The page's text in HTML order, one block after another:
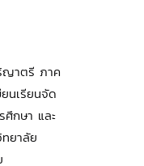
ญาตรี ภาค
นเรียนจัด
ศึกษา และ
ยาลัย